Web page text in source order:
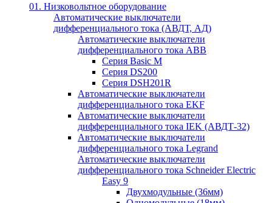
01. Низковольтное оборудование
Автоматические выключатели
дифференциального тока (АВДТ, АД)
Автоматические выключатели
дифференциального тока ABB
Серия Basic M
Серия DS200
Серия DSH201R
Автоматические выключатели
дифференциального тока EKF
Автоматические выключатели
дифференциального тока IEK (АВДТ-32)
Автоматические выключатели
дифференциального тока Legrand
Автоматические выключатели
дифференциального тока Schneider Electric
Easy 9
Двухмодульные (36мм)